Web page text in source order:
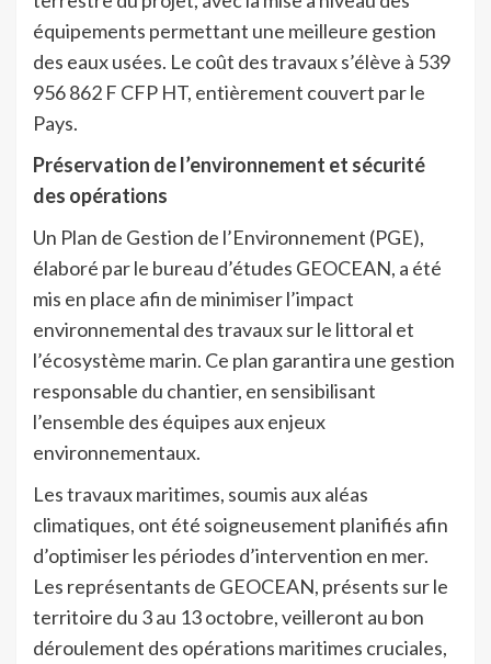
équipements permettant une meilleure gestion
des eaux usées. Le coût des travaux s’élève à 539
956 862 F CFP HT, entièrement couvert par le
Pays.
Préservation de l’environnement et sécurité
des opérations
Un Plan de Gestion de l’Environnement (PGE),
élaboré par le bureau d’études GEOCEAN, a été
mis en place afin de minimiser l’impact
environnemental des travaux sur le littoral et
l’écosystème marin. Ce plan garantira une gestion
responsable du chantier, en sensibilisant
l’ensemble des équipes aux enjeux
environnementaux.
Les travaux maritimes, soumis aux aléas
climatiques, ont été soigneusement planifiés afin
d’optimiser les périodes d’intervention en mer.
Les représentants de GEOCEAN, présents sur le
territoire du 3 au 13 octobre, veilleront au bon
déroulement des opérations maritimes cruciales,